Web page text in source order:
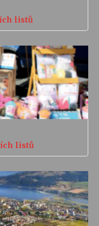
listů
listů